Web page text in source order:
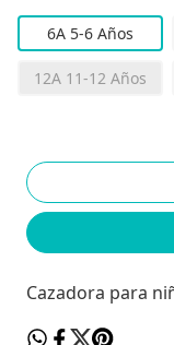
6A 5-6 Años
12A 11-12 Años
Cazadora para